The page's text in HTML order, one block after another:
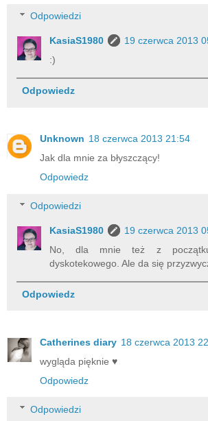
Odpowiedzi
KasiaS1980
19 czerwca 2013
:)
Odpowiedz
Unknown 18 czerwca 2013 21:54
Jak dla mnie za błyszczący!
Odpowiedz
Odpowiedzi
KasiaS1980
19 czerwca 2013
No, dla mnie też z
dyskotekowego. Ale da się
Odpowiedz
Catherines diary 18 czerwca 2013
wygląda pięknie ♥
Odpowiedz
Odpowiedzi